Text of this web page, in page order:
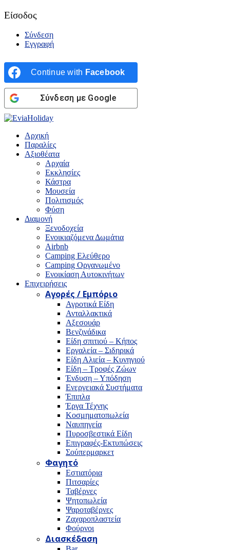
Είσοδος
Σύνδεση
Εγγραφή
Continue with Facebook
Σύνδεση με Google
Αρχική
Παραλίες
Αξιοθέατα
Αρχαία
Εκκλησίες
Κάστρα
Μουσεία
Πολιτισμός
Φύση
Διαμονή
Ξενοδοχεία
Ενοικιαζόμενα Δωμάτια
Airbnb
Camping Ελεύθερο
Camping Οργανωμένο
Ενοικίαση Αυτοκινήτων
Επιχειρήσεις
Αγορές / Εμπόριο
Αγροτικά Είδη
Ανταλλακτικά
Αξεσουάρ
Βενζινάδικα
Είδη σπιτιού – Κήπος
Εργαλεία – Σιδηρικά
Είδη Αλιεία – Κυνηγιού
Είδη – Τροφές Ζώων
Ένδυση – Υπόδηση
Ενεργειακά Συστήματα
Έπιπλα
Έργα Τέχνης
Κοσμηματοπωλεία
Ναυπηγεία
Πυροσβεστικά Είδη
Επιγραφές-Εκτυπώσεις
Σούπερμαρκετ
Φαγητό
Εστιατόρια
Πιτσαρίες
Ταβέρνες
Ψητοπωλεία
Ψαροταβέρνες
Ζαχαροπλαστεία
Φούρνοι
Διασκέδαση